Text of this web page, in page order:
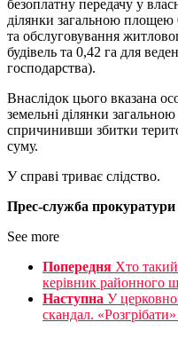
безоплатну передачу у
ділянки загальною площею
та обслуговування
будівель та 0,42 га для
господарства).
Внаслідок цього вказана
земельні ділянки
спричинивши збитки
суму.
У справі триває слідство.
Прес-служба прокуратури
See more
Попередня Хто
керівник районного
Наступна У
скандал.